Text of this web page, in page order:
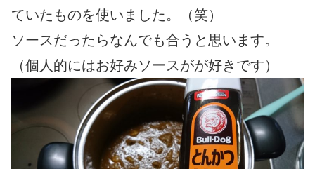
ていたものを使いました。（笑）
ソースだったらなんでも合うと思います。
（個人的にはお好みソースがが好きです）